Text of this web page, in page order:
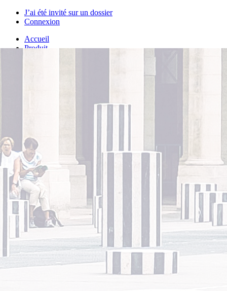
J’ai été invité sur un dossier
Connexion
Accueil
Produit
Language